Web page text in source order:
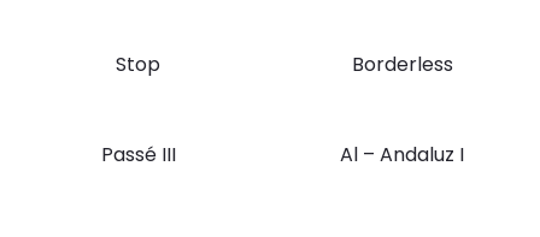
Stop Borderless
Passé III Al – Andaluz I